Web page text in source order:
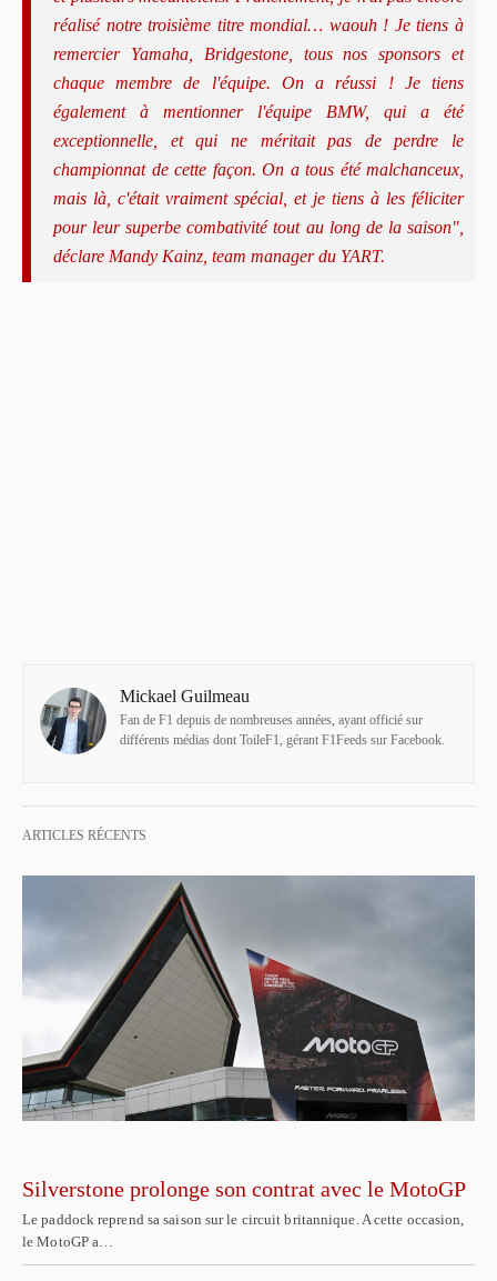
réalisé notre troisième titre mondial… waouh ! Je tiens à
remercier Yamaha, Bridgestone, tous nos sponsors et
chaque membre de l'équipe. On a réussi ! Je tiens
également à mentionner l'équipe BMW, qui a été
exceptionnelle, et qui ne méritait pas de perdre le
championnat de cette façon. On a tous été malchanceux,
mais là, c'était vraiment spécial, et je tiens à les féliciter
pour leur superbe combativité tout au long de la saison",
déclare Mandy Kainz, team manager du YART.
Mickael Guilmeau
Fan de F1 depuis de nombreuses années, ayant officié sur
différents médias dont ToileF1, gérant F1Feeds sur Facebook.
ARTICLES RÉCENTS
Silverstone prolonge son contrat avec le MotoGP
Le paddock reprend sa saison sur le circuit britannique. A cette occasion,
le MotoGP a…